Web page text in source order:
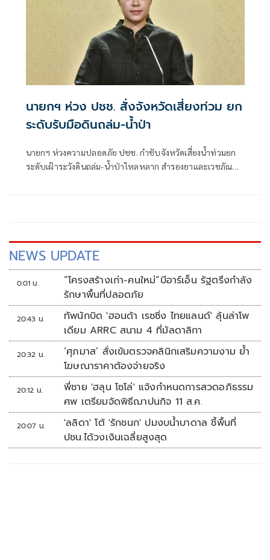
นายกฯ ห่วง ปชช. สั่งจังหวัดเสี่ยงท่วม ยก
ระดับรับมือดินถล่ม-น้ำป่า
นายกฯ ห่วงความปลอดภัย ปชช. กำชับจังหวัดเสี่ยงน้ำท่วมยก
ระดับเฝ้าระวังดินถล่ม-น้ำป่าไหลหลาก สำรองยาและเวชภัณฑ์
NEWS UPDATE
0:01 น.
“โครงสร้างเก่า-คนใหม่”บีอาร์เอ็น รัฐตรึงกำลัง
รักษาพื้นที่ปลอดภัย
20:43 น.
ทัพนักบิด 'ฮอนด้า เรซซิ่ง ไทยแลนด์' ลุ้นล่าโพ
เดียม ARRC สนาม 4 ที่มัลดาลิกา
20:32 น.
‘ศุภมาส’ สั่งเข้มตรวจคลินิกเสริมความงาม ย้ำ
โฆษณาราคาต้องจ่ายจริง
20:12 น.
พี่ชาย 'ฮลุน โซโล่' แจ้งกำหนดการสวดอภิธรรม
ศพ เตรียมจัดพิธีฌาปนกิจ 11 ส.ค.
20:07 น.
'ลลิดา' โต้ 'รักชนก' ปมงบน้ำบาดาล ชี้พื้นที่
ปชน.ได้วงเงินเฉลี่ยสูงสุด